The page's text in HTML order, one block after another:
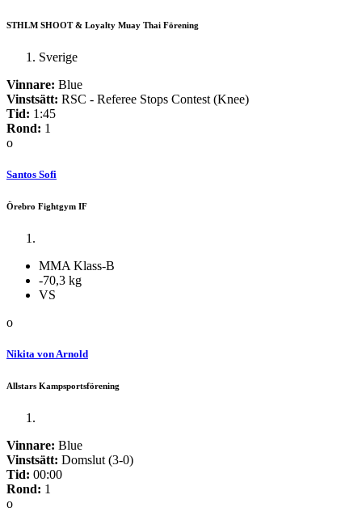
STHLM SHOOT & Loyalty Muay Thai Förening
Sverige
Vinnare: Blue
Vinstsätt: RSC - Referee Stops Contest (Knee)
Tid: 1:45
Rond: 1
o
Santos Sofi
Örebro Fightgym IF
MMA Klass-B
-70,3 kg
VS
o
Nikita von Arnold
Allstars Kampsportsförening
Vinnare: Blue
Vinstsätt: Domslut (3-0)
Tid: 00:00
Rond: 1
o